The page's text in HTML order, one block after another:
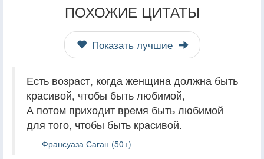
ПОХОЖИЕ ЦИТАТЫ
Показать лучшие
Есть возраст, когда женщина должна быть
красивой, чтобы быть любимой,
А потом приходит время быть любимой
для того, чтобы быть красивой.
Франсуаза Саган (50+)